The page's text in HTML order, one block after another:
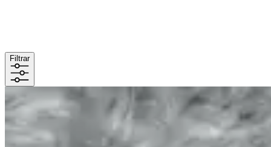
Filtrar